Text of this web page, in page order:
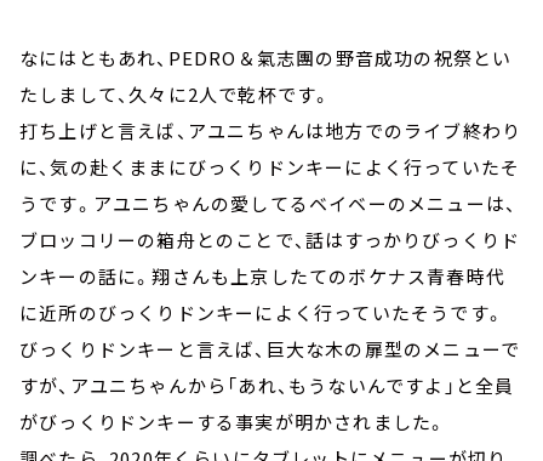
なにはともあれ、PEDRO＆氣志團の野音成功の祝祭とい
たしまして、久々に2人で乾杯です。
打ち上げと言えば、アユニちゃんは地方でのライブ終わり
に、気の赴くままにびっくりドンキーによく行っていたそ
うです。アユニちゃんの愛してるベイベーのメニューは、
ブロッコリーの箱舟とのことで、話はすっかりびっくりド
ンキーの話に。翔さんも上京したてのボケナス青春時代
に近所のびっくりドンキーによく行っていたそうです。
びっくりドンキーと言えば、巨大な木の扉型のメニューで
すが、アユニちゃんから「あれ、もうないんですよ」と全員
がびっくりドンキーする事実が明かされました。